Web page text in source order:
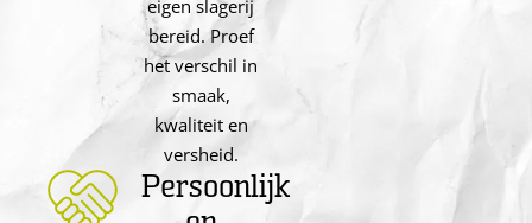
eigen slagerij
bereid. Proef
het verschil in
smaak,
kwaliteit en
versheid.
Persoonlijk